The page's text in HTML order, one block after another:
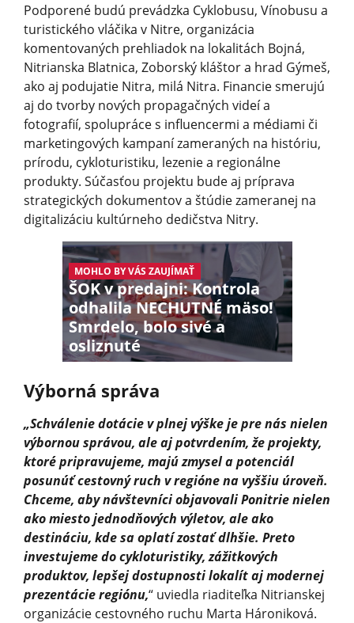
Podporené budú prevádzka Cyklobusu, Vínobusu a
turistického vláčika v Nitre, organizácia
komentovaných prehliadok na lokalitách Bojná,
Nitrianska Blatnica, Zoborský kláštor a hrad Gýmeš,
ako aj podujatie Nitra, milá Nitra. Financie smerujú
aj do tvorby nových propagačných videí a
fotografií, spolupráce s influencermi a médiami či
marketingových kampaní zameraných na históriu,
prírodu, cykloturistiku, lezenie a regionálne
produkty. Súčasťou projektu bude aj príprava
strategických dokumentov a štúdie zameranej na
digitalizáciu kultúrneho dedičstva Nitry.
MOHLO BY VÁS ZAUJÍMAŤ
ŠOK v predajni: Kontrola
odhalila NECHUTNÉ mäso!
Smrdelo, bolo sivé a
osliznuté
Výborná správa
„Schválenie dotácie v plnej výške je pre nás nielen
výbornou správou, ale aj potvrdením, že projekty,
ktoré pripravujeme, majú zmysel a potenciál
posunúť cestovný ruch v regióne na vyššiu úroveň.
Chceme, aby návštevníci objavovali Ponitrie nielen
ako miesto jednodňových výletov, ale ako
destináciu, kde sa oplatí zostať dlhšie. Preto
investujeme do cykloturistiky, zážitkových
produktov, lepšej dostupnosti lokalít aj modernej
prezentácie regiónu,“ uviedla riaditeľka Nitrianskej
organizácie cestovného ruchu Marta Hároniková.